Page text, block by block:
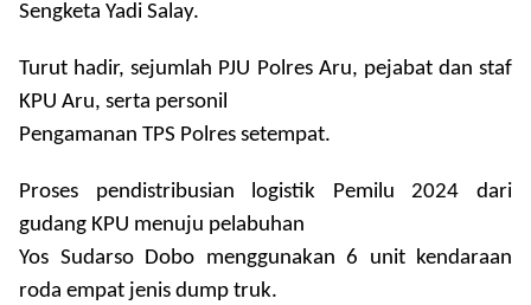
Sengketa Yadi Salay.
Turut hadir, sejumlah PJU Polres Aru, pejabat dan staf
KPU Aru, serta personil
Pengamanan TPS Polres setempat.
Proses pendistribusian logistik Pemilu 2024 dari
gudang KPU menuju pelabuhan
Yos Sudarso Dobo menggunakan 6 unit kendaraan
roda empat jenis dump truk.